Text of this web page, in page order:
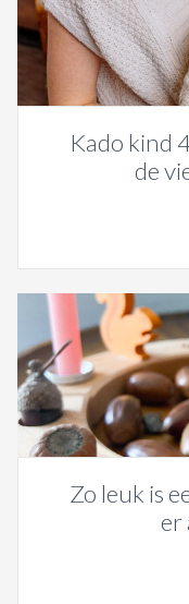
Kado kind
de
Zo leuk is
er